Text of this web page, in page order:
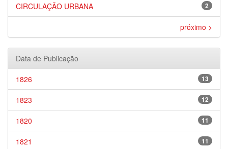
2
CIRCULAÇÃO URBANA
próximo >
Data de Publicação
13
1826
12
1823
11
1820
11
1821